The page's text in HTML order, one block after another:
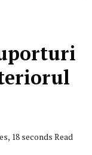
18 seconds Read